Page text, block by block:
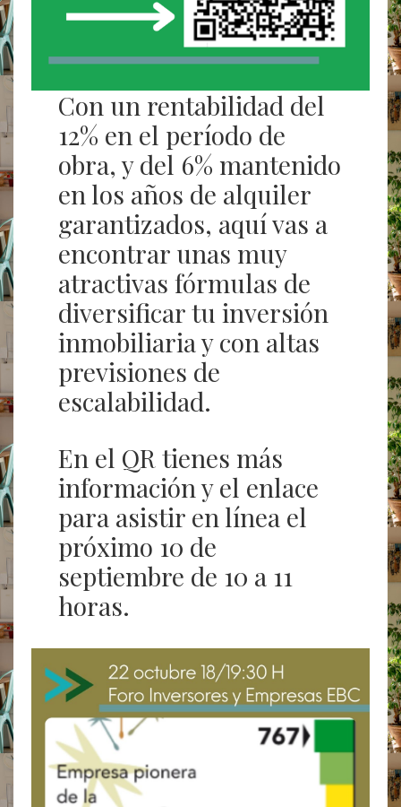
Con un rentabilidad del
12% en el período de
obra, y del 6% mantenido
en los años de alquiler
garantizados, aquí vas a
encontrar unas muy
atractivas fórmulas de
diversificar tu inversión
inmobiliaria y con altas
previsiones de
escalabilidad.
En el QR tienes más
información y el enlace
para asistir en línea el
próximo 10 de
septiembre de 10 a 11
horas.